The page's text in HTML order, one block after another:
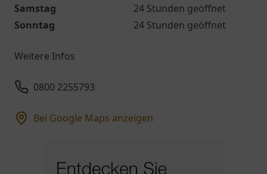
Samstag
24 Stunden geöffnet
Sonntag
24 Stunden geöffnet
Weitere Infos
0800 2255793
Bei Google Maps anzeigen